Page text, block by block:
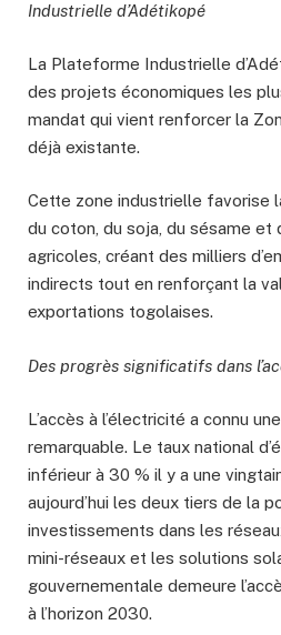
Industrielle d’Adétikopé
La Plateforme Industrielle
des projets économiques les
mandat qui vient renforcer la
déjà existante.
Cette zone industrielle favorise
du coton, du soja, du sésame et
agricoles, créant des milliers
indirects tout en renforçant la
exportations togolaises.
Des progrès significatifs dans
L’accès à l’électricité a connu
remarquable. Le taux national
inférieur à 30 % il y a une
aujourd’hui les deux tiers de la
investissements dans les
mini-réseaux et les solutions
gouvernementale demeure
à l’horizon 2030.